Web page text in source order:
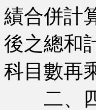
績合併計
後之總和
科目數再
二、四